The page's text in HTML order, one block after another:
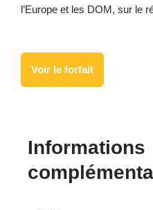
l’Europe et les DOM, sur le
Voir le forfait
Informations